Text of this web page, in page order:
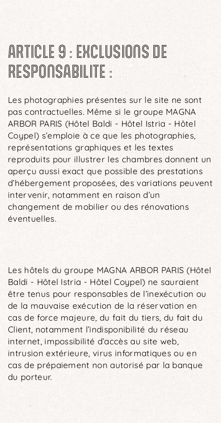
ARTICLE 9 : EXCLUSIONS DE
RESPONSABILITE :
Les photographies présentes sur le site ne sont
pas contractuelles. Même si le groupe MAGNA
ARBOR PARIS (Hôtel Baldi - Hôtel Istria - Hôtel
Coypel) s’emploie à ce que les photographies,
représentations graphiques et les textes
reproduits pour illustrer les chambres donnent un
aperçu aussi exact que possible des prestations
d’hébergement proposées, des variations peuvent
intervenir, notamment en raison d’un
changement de mobilier ou des rénovations
éventuelles.
Les hôtels du groupe MAGNA ARBOR PARIS (Hôtel
Baldi - Hôtel Istria - Hôtel Coypel) ne sauraient
être tenus pour responsables de l’inexécution ou
de la mauvaise exécution de la réservation en
cas de force majeure, du fait du tiers, du fait du
Client, notamment l’indisponibilité du réseau
internet, impossibilité d’accès au site web,
intrusion extérieure, virus informatiques ou en
cas de prépaiement non autorisé par la banque
du porteur.